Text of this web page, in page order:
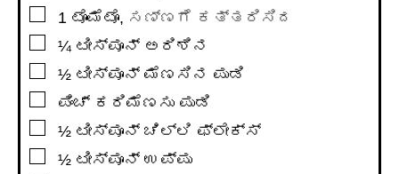
▢1 ಟೊಮೆಟೊ, ಸಣ್ಣಗೆ ಕತ್ತರಿಸಿದ
▢¼ ಟೀಸ್ಪೂನ್ ಅರಿಶಿನ
▢½ ಟೀಸ್ಪೂನ್ ಮೆಣಸಿನ ಪುಡಿ
▢ಪಿಂಚ್ ಕರಿಮೆಣಸು ಪುಡಿ
▢½ ಟೀಸ್ಪೂನ್ ಚಿಲ್ಲಿ ಫ್ಲೇಕ್ಸ್
▢½ ಟೀಸ್ಪೂನ್ ಉಪ್ಪು